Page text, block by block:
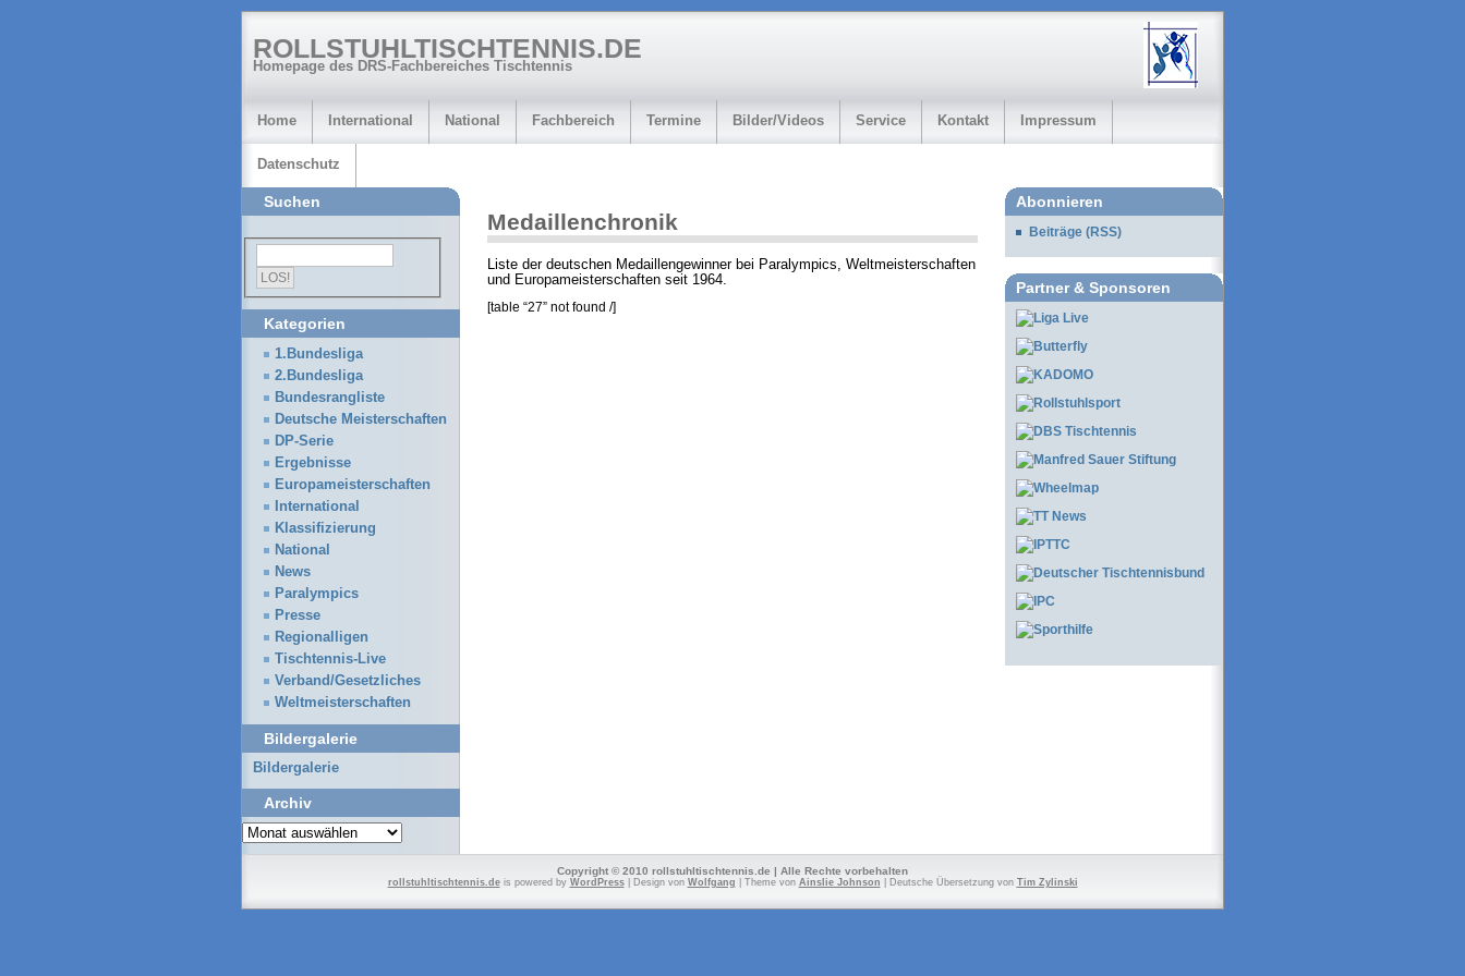
ROLLSTUHLTISCHTENNIS.DE
Homepage des DRS-Fachbereiches Tischtennis
Home International National Fachbereich Termine Bilder/Videos Service Kontakt Impressum
Datenschutz
Medaillenchronik
Liste der deutschen Medaillengewinner bei Paralympics, Weltmeisterschaften
und Europameisterschaften seit 1964.
[table “27” not found /]
Suchen
Kategorien
1.Bundesliga
2.Bundesliga
Bundesrangliste
Deutsche Meisterschaften
DP-Serie
Ergebnisse
Europameisterschaften
International
Klassifizierung
National
News
Paralympics
Presse
Regionalligen
Tischtennis-Live
Verband/Gesetzliches
Weltmeisterschaften
Bildergalerie
Bildergalerie
Archiv
Archiv
Abonnieren
Beiträge (RSS)
Partner & Sponsoren
Copyright © 2010 rollstuhltischtennis.de | Alle Rechte vorbehalten
rollstuhltischtennis.deis powered by WordPress| Design von Wolfgang | Theme von Ainslie Johnson | Deutsche Übersetzung von Tim Zylinski